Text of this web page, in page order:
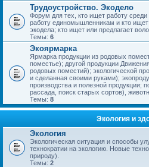
Трудоустройство. Экодело
Форум для тех, кто ищет работу
работу единомышленникам и кто ищет
экодела; кто ищет или предлагает
Темы: 6
Экоярмарка
Ярмарка продукции из родовых
поместье); другой продукции
родовых поместий); экологической
и сделанная своими руками);
производства и полезной продукции;
рассада, поиск старых сортов),
Темы: 8
Экология и
Экология
Экологическая ситуация и способы
технократии на экологию. Новые
природу).
Темы: 2